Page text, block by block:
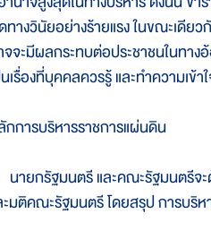
ทางวินัยอย่างร้ายแรง ในขณะเดีย
จะมีผลกระทบต่อประชาชนในทาง
นเรื่องที่บุคคลควรรู้ และทำความเ
กการบริหารราชการแผ่นดิน
นายกรัฐมนตรี และคณะรัฐมนตรีจะ
ะมติคณะรัฐมนตรี โดยสรุป การบริ